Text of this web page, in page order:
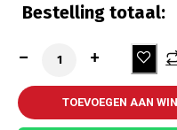
Kettingslot
Kettingslot
Bestelling totaal:
TOEVOEGEN AAN